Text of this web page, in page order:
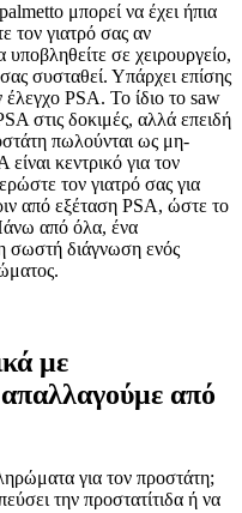
μπορεί να έχει ήπια
τον γιατρό σας αν
υποβληθείτε σε χειρουργείο,
συσταθεί. Υπάρχει επίσης
έλεγχο PSA. Το ίδιο το saw
στις δοκιμές, αλλά επειδή
πωλούνται ως μη-
κεντρικό για τον
τον γιατρό σας για
από εξέταση PSA, ώστε το
από όλα, ένα
σωστή διάγνωση ενός
με
από
για τον προστάτη;
την προστατίτιδα ή να